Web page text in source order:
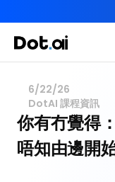
6/22/26
DotAI 課程資訊
你有冇覺得
唔知由邊開
Dot.AI
全港最貼
三大恆常課程
我